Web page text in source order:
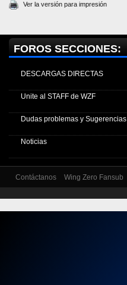
Ver la versión para impresión
FOROS SECCIONES:
DESCARGAS DIRECTAS
Unite al STAFF de WZF
Dudas problemas y Sugerencias
Noticias
Contáctanos Wing Zero Fansub